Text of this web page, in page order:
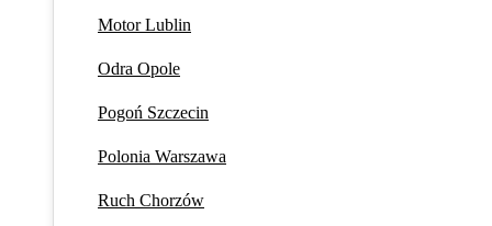
Motor Lublin
Odra Opole
Pogoń Szczecin
Polonia Warszawa
Ruch Chorzów